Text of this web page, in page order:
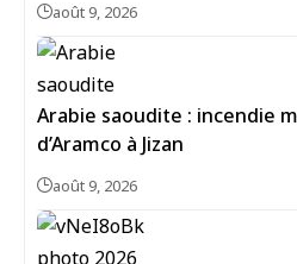
août 9, 2026
Arabie saoudite : incendie
d’Aramco à Jizan
août 9, 2026